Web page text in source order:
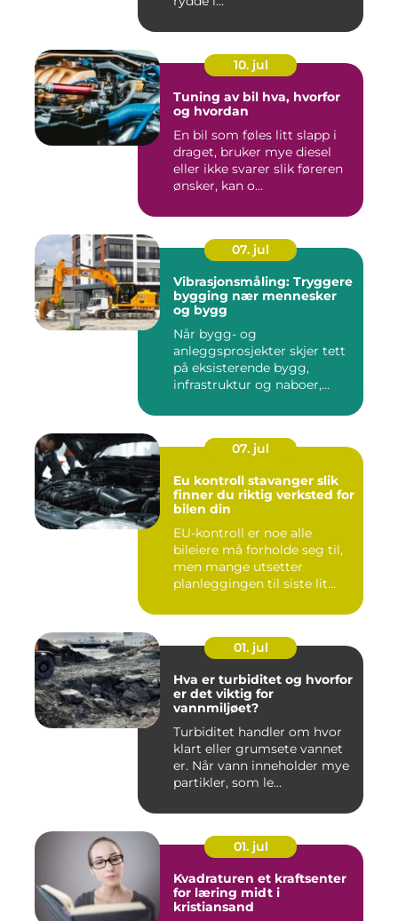
10. jul
Tuning av bil hva, hvorfor
og hvordan
En bil som føles litt slapp i
draget, bruker mye diesel
eller ikke svarer slik føreren
ønsker, kan o...
07. jul
Vibrasjonsmåling: Tryggere
bygging nær mennesker
og bygg
Når bygg- og
anleggsprosjekter skjer tett
på eksisterende bygg,
infrastruktur og naboer,...
07. jul
Eu kontroll stavanger slik
finner du riktig verksted for
bilen din
EU-kontroll er noe alle
bileiere må forholde seg til,
men mange utsetter
planleggingen til siste lit...
01. jul
Hva er turbiditet og hvorfor
er det viktig for
vannmiljøet?
Turbiditet handler om hvor
klart eller grumsete vannet
er. Når vann inneholder mye
partikler, som le...
01. jul
Kvadraturen et kraftsenter
for læring midt i
kristiansand